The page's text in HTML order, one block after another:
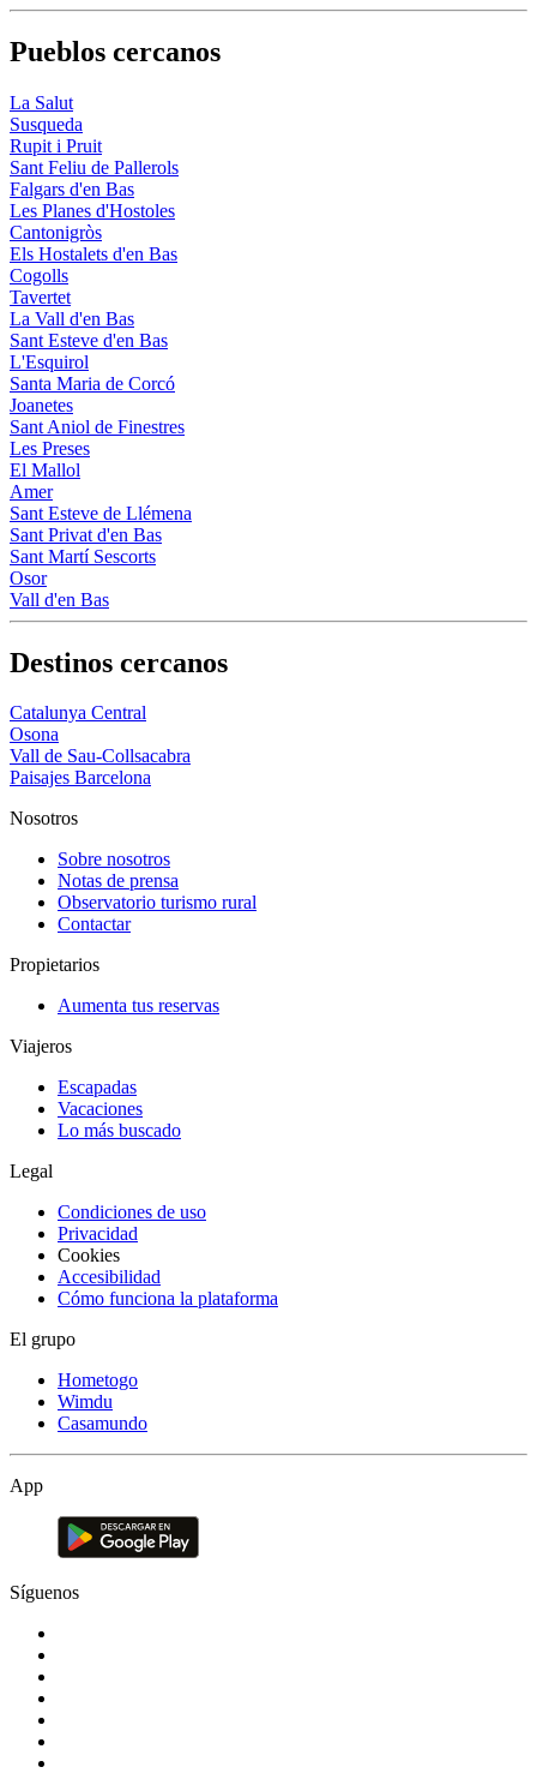
Pueblos cercanos
La Salut
Susqueda
Rupit i Pruit
Sant Feliu de Pallerols
Falgars d'en Bas
Les Planes d'Hostoles
Cantonigròs
Els Hostalets d'en Bas
Cogolls
Tavertet
La Vall d'en Bas
Sant Esteve d'en Bas
L'Esquirol
Santa Maria de Corcó
Joanetes
Sant Aniol de Finestres
Les Preses
El Mallol
Amer
Sant Esteve de Llémena
Sant Privat d'en Bas
Sant Martí Sescorts
Osor
Vall d'en Bas
Destinos cercanos
Catalunya Central
Osona
Vall de Sau-Collsacabra
Paisajes Barcelona
Nosotros
Sobre nosotros
Notas de prensa
Observatorio turismo rural
Contactar
Propietarios
Aumenta tus reservas
Viajeros
Escapadas
Vacaciones
Lo más buscado
Legal
Condiciones de uso
Privacidad
Cookies
Accesibilidad
Cómo funciona la plataforma
El grupo
Hometogo
Wimdu
Casamundo
App
Síguenos